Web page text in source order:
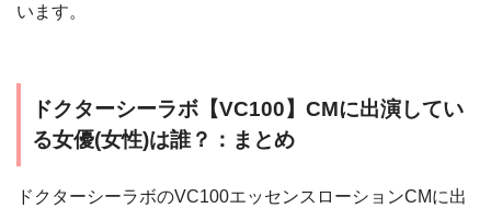
います。
ドクターシーラボ【VC100】CMに出演してい
る女優(女性)は誰？：まとめ
ドクターシーラボのVC100エッセンスローションCMに出